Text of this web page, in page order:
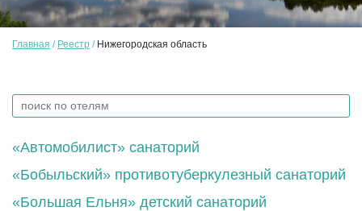
Главная Реестр Нижегородская область
«Автомобилист» санаторий
«Бобыльский» противотуберкулезный санаторий
«Большая Ельня» детский санаторий